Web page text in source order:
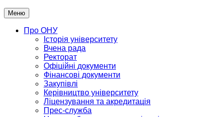
Меню
Про ОНУ
Історія університету
Вчена рада
Ректорат
Офіційні документи
Фінансові документи
Закупівлі
Керівництво університету
Ліцензування та акредитація
Прес-служба